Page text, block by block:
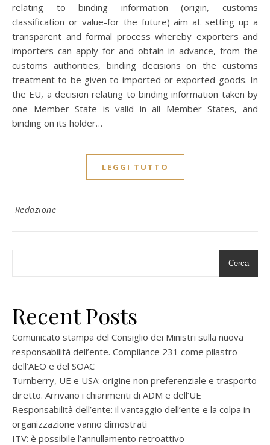
relating to binding information (origin, customs
classification or value-for the future) aim at setting up a
transparent and formal process whereby exporters and
importers can apply for and obtain in advance, from the
customs authorities, binding decisions on the customs
treatment to be given to imported or exported goods. In
the EU, a decision relating to binding information taken by
one Member State is valid in all Member States, and
binding on its holder…
LEGGI TUTTO
Redazione
Cerca
Recent Posts
Comunicato stampa del Consiglio dei Ministri sulla nuova
responsabilità dell’ente. Compliance 231 come pilastro
dell’AEO e del SOAC
Turnberry, UE e USA: origine non preferenziale e trasporto
diretto. Arrivano i chiarimenti di ADM e dell’UE
Responsabilità dell’ente: il vantaggio dell’ente e la colpa in
organizzazione vanno dimostrati
ITV: è possibile l’annullamento retroattivo